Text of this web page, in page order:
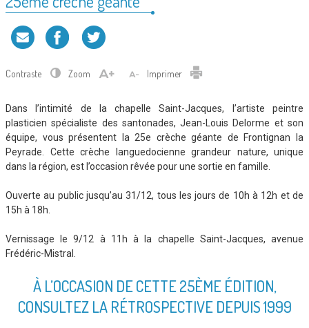
Contraste Zoom Imprimer
Dans l’intimité de la chapelle Saint-Jacques, l’artiste peintre
plasticien spécialiste des santonades, Jean-Louis Delorme et son
équipe, vous présentent la 25e crèche géante de Frontignan la
Peyrade. Cette crèche languedocienne grandeur nature, unique
dans la région, est l’occasion rêvée pour une sortie en famille.
Ouverte au public jusqu’au 31/12, tous les jours de 10h à 12h et de
15h à 18h.
Vernissage le 9/12 à 11h à la chapelle Saint-Jacques, avenue
Frédéric-Mistral.
À L’OCCASION DE CETTE 25ÈME ÉDITION,
CONSULTEZ LA RÉTROSPECTIVE DEPUIS 1999